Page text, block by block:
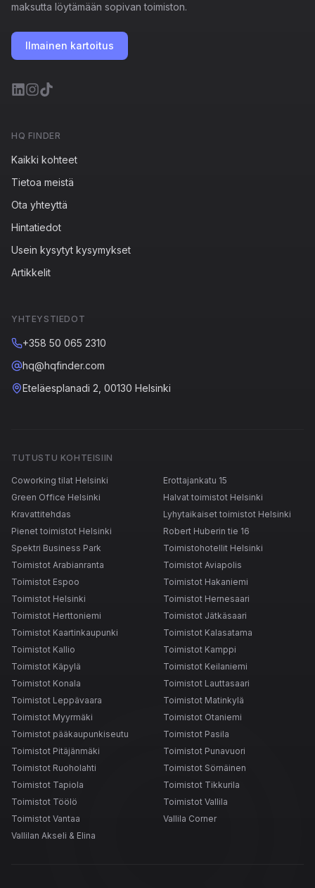
maksutta löytämään sopivan toimiston.
Ilmainen kartoitus
HQ FINDER
Kaikki kohteet
Tietoa meistä
Ota yhteyttä
Hintatiedot
Usein kysytyt kysymykset
Artikkelit
YHTEYSTIEDOT
+358 50 065 2310
hq@hqfinder.com
Eteläesplanadi 2, 00130 Helsinki
TUTUSTU KOHTEISIIN
Coworking tilat Helsinki
Erottajankatu 15
Green Office Helsinki
Halvat toimistot Helsinki
Kravattitehdas
Lyhytaikaiset toimistot Helsinki
Pienet toimistot Helsinki
Robert Huberin tie 16
Spektri Business Park
Toimistohotellit Helsinki
Toimistot Arabianranta
Toimistot Aviapolis
Toimistot Espoo
Toimistot Hakaniemi
Toimistot Helsinki
Toimistot Hernesaari
Toimistot Herttoniemi
Toimistot Jätkäsaari
Toimistot Kaartinkaupunki
Toimistot Kalasatama
Toimistot Kallio
Toimistot Kamppi
Toimistot Käpylä
Toimistot Keilaniemi
Toimistot Konala
Toimistot Lauttasaari
Toimistot Leppävaara
Toimistot Matinkylä
Toimistot Myyrmäki
Toimistot Otaniemi
Toimistot pääkaupunkiseutu
Toimistot Pasila
Toimistot Pitäjänmäki
Toimistot Punavuori
Toimistot Ruoholahti
Toimistot Sörnäinen
Toimistot Tapiola
Toimistot Tikkurila
Toimistot Töölö
Toimistot Vallila
Toimistot Vantaa
Vallila Corner
Vallilan Akseli & Elina